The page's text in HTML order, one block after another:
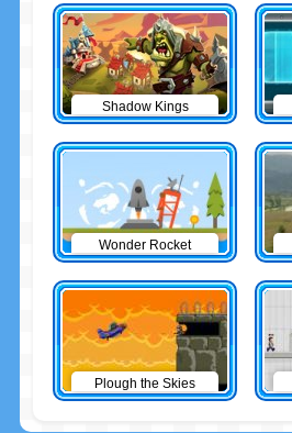
Shadow Kings
Wonder Rocket
Plough the Skies